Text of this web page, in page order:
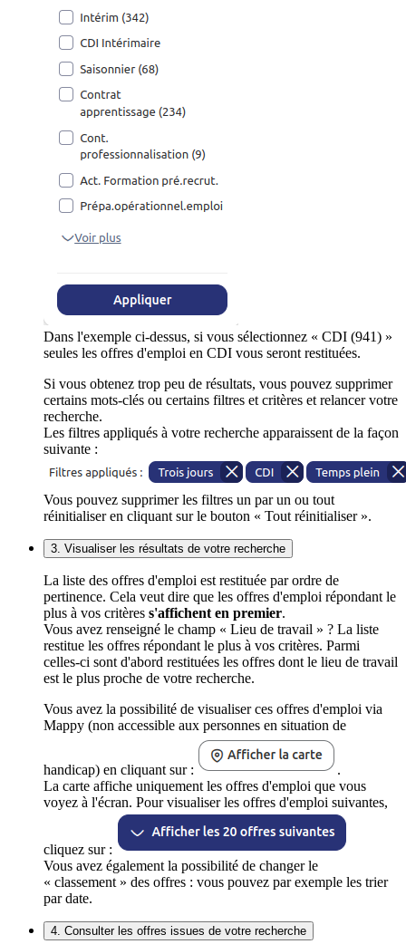
Dans l'exemple ci-dessus, si vous sélectionnez « CDI (941) »
seules les offres d'emploi en CDI vous seront restituées.
Si vous obtenez trop peu de résultats, vous pouvez supprimer
certains mots-clés ou certains filtres et critères et relancer votre
recherche.
Les filtres appliqués à votre recherche apparaissent de la façon
suivante :
Vous pouvez supprimer les filtres un par un ou tout
réinitialiser en cliquant sur le bouton « Tout réinitialiser ».
3. Visualiser les résultats de votre recherche
La liste des offres d'emploi est restituée par ordre de
pertinence. Cela veut dire que les offres d'emploi répondant le
plus à vos critères s'affichent en premier.
Vous avez renseigné le champ « Lieu de travail » ? La liste
restitue les offres répondant le plus à vos critères. Parmi
celles-ci sont d'abord restituées les offres dont le lieu de travail
est le plus proche de votre recherche.
Vous avez la possibilité de visualiser ces offres d'emploi via
Mappy (non accessible aux personnes en situation de
handicap) en cliquant sur :
.
La carte affiche uniquement les offres d'emploi que vous
voyez à l'écran. Pour visualiser les offres d'emploi suivantes,
cliquez sur :
Vous avez également la possibilité de changer le
« classement » des offres : vous pouvez par exemple les trier
par date.
4. Consulter les offres issues de votre recherche